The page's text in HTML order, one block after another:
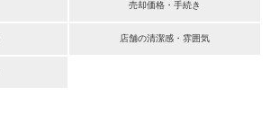
売却価格・手続き
店舗の清潔感・雰囲気